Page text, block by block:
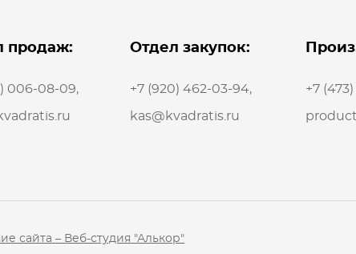
продаж:
006-08-09,
Отдел закупок:
+7 (920) 462-03-94,
kas@kvadratis.ru
+7
сайта – Веб-студия "Алькор"